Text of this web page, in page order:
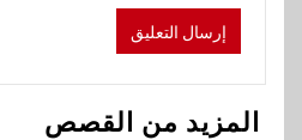
المزيد من القصص